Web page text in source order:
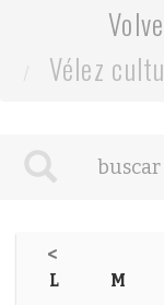
Vélez
<
L M